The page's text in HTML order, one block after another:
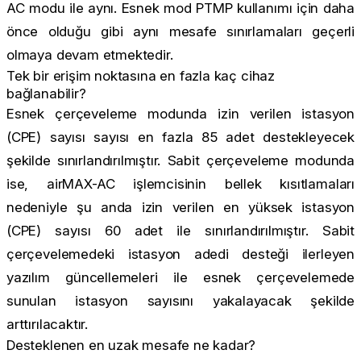
AC modu ile aynı. Esnek mod PTMP kullanımı için daha
önce olduğu gibi aynı mesafe sınırlamaları geçerli
olmaya devam etmektedir.
Tek bir erişim noktasına en fazla kaç cihaz
bağlanabilir?
Esnek çerçeveleme modunda izin verilen istasyon
(CPE) sayısı sayısı en fazla 85 adet destekleyecek
şekilde sınırlandırılmıştır. Sabit çerçeveleme modunda
ise, airMAX-AC işlemcisinin bellek kısıtlamaları
nedeniyle şu anda izin verilen en yüksek istasyon
(CPE) sayısı 60 adet ile sınırlandırılmıştır. Sabit
çerçevelemedeki istasyon adedi desteği ilerleyen
yazılım güncellemeleri ile esnek çerçevelemede
sunulan istasyon sayısını yakalayacak şekilde
arttırılacaktır.
Desteklenen en uzak mesafe ne kadar?